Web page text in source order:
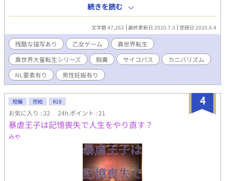
約破棄」？ 勝手にどうぞ？っていうか捨ててくれてありがとう！
どうやらここは「異世界」で、俺は「転生」したらしい。 それっ
てゲームみたいな感じ？え？俺ってもう人間じゃないわけ？だっ
たら好きに生きていいよな？え？なにこのイモムシ？戦争？結
婚？めんどくせえ。とりあえず食って良い？ 頭のネジの抜けた美
形中心多数攻め受け。 シリーズ中の『オリジン』って大体こんな
いきものっていうサンプルです。主人公に共感できないお話。前
作の裏ではこんなことが起きてましたって言うだけです。 異世界
大量転生シリーズ秋津國編開幕です。 **************** *
間の命が非常に軽い話です。微グロ、胸糞、モラル底辺の苦手な
方はご遠慮ください。面白くない、気持ち悪いなど、本人が重々
承知してます。以上のことから、今回の話は感想はクローズして
います。誤字脱字報告も今回は無しの方向で…。 *エロはあんま
りないです。入れる時はタイトルに＊マークが入ります。 *毎日0
時に更新。7月5日の最終話までノンストップ。
続きを読む
文字数 47,262 最終更新日 2020.7.5 登録日 2020.6.4
残酷な描写あり 乙女ゲーム
異世界転生
異世界大量転生シリーズ
胸糞 サイコパス
カニバリズム
NL要素有り
男性妊娠有り
4
短編 完結 R18
お気に入り : 32 24h.ポイント : 21
暴虐王子は記憶喪失で人生をやり直す？
みや